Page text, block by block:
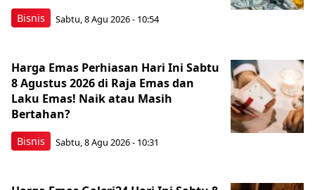
Bisnis Sabtu, 8 Agu 2026 - 10:54
Bisnis
Harga Emas Perhiasan Hari Ini Sabtu
8 Agustus 2026 di Raja Emas dan
Laku Emas! Naik atau Masih
Bertahan?
Sabtu, 8 Agu 2026 - 10:31